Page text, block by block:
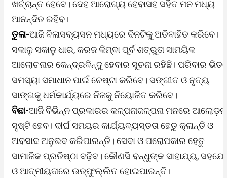
ଖର୍ଚ୍ଚାନ୍ତ ହେବେ। ଦେହ ଆରୋଗ୍ୟ ହେବାସହ ସହିତ ମନ ମଧ୍ୟ
ଆନନ୍ଦିତ ରହିବ।
ତୁଳା-ଆଜି ବିଳାସବ୍ୟସନ ମଧ୍ୟରେ ଦିନଟିକୁ ଅତିବାହିତ କରିବେ।
ସକାଳୁ ସକାଳୁ ଧାର, କରଜ କିମ୍ବା ପୂର୍ବ ଶତ୍ରୁତା ସାମୟିକ
ଆଲୋଚନାର କେନ୍ଦ୍ରବିନ୍ଦୁ ହେବାର ସୂଚନା ରହିଛି। ପରିବାର
ସମସ୍ୟା ସମାଧାନ ପାଇଁ ଚେଷ୍ଟା କରିବେ। ସଙ୍ଗୀତ ଓ ନୃତ୍ୟ
ସାଙ୍ଗକୁ ଧର୍ମକାର୍ଯ୍ୟରେ ନିଜକୁ ନିୟୋଜିତ କରିବେ।
ବିଛା-ଆଜି ବିଭିନ୍ନ ପ୍ରକାରର କଳ୍ପନାଜଳ୍ପନା ମନରେ ଆଲୋଡ଼ନ
ସୃଷ୍ଟି ହେବ। ଦୀର୍ଘ ସମୟର କାର୍ଯ୍ୟବ୍ୟସ୍ତତା ହେତୁ କ୍ଳାନ୍ତି ଓ
ଅବସାଦ ଅନୁଭବ କରିପାରନ୍ତି। ସେବା ଓ ପରୋପକାର ହେତୁ
ସାମାଜିକ ପ୍ରତିଷ୍ଠା ବଢ଼ିବ। କୌଣସି ବନ୍ଧୁଙ୍କ ସାହାଯ୍ୟ,
ଓ ଆତ୍ମୀୟତାରେ ଉତ୍‌ଫୁଲ୍ଲିତ ହୋଇପାରନ୍ତି।